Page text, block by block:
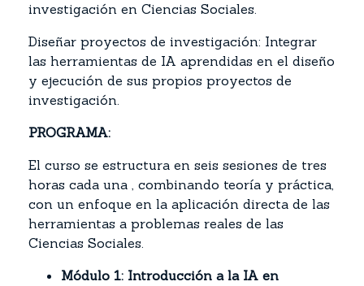
investigación en Ciencias Sociales.
Diseñar proyectos de investigación: Integrar
las herramientas de IA aprendidas en el diseño
y ejecución de sus propios proyectos de
investigación.
PROGRAMA:
El curso se estructura en seis sesiones de tres
horas cada una , combinando teoría y práctica,
con un enfoque en la aplicación directa de las
herramientas a problemas reales de las
Ciencias Sociales.
Módulo 1: Introducción a la IA en